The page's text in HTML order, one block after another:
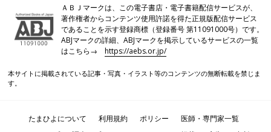
ＡＢＪマークは、この電子書店・電子書籍配信サービスが、
著作権者からコンテンツ使用許諾を得た正規版配信サービス
であることを示す登録商標（登録番号 第11091000号）です。
ABJマークの詳細、ABJマークを掲示しているサービスの一覧
はこちら→https://aebs.or.jp/
本サイトに掲載されている記事・写真・イラスト等のコンテンツの無断転載を禁じま
す。
たまひよについて 利用規約 ポリシー
医師・専門家一覧